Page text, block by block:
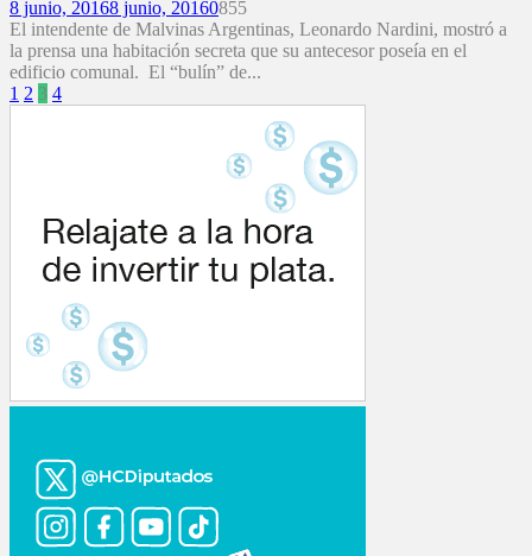
8 junio, 20168 junio, 20160855
El intendente de Malvinas Argentinas, Leonardo Nardini, mostró a
la prensa una habitación secreta que su antecesor poseía en el
edificio comunal. El “bulín” de...
Paginación
1 2 3 4